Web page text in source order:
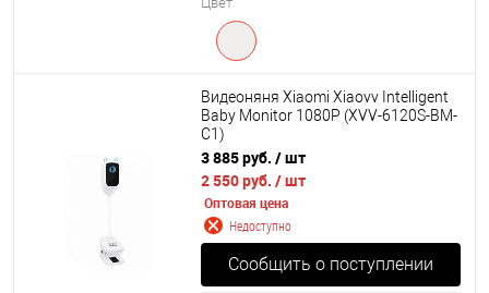
Видеоняня Xiaomi Xiaovv Intelligent
Baby Monitor 1080P (XVV-6120S-BM-
C1)
3 885 руб. / шт
2 550 руб. / шт
Оптовая цена
Недоступно
Сообщить о поступлении